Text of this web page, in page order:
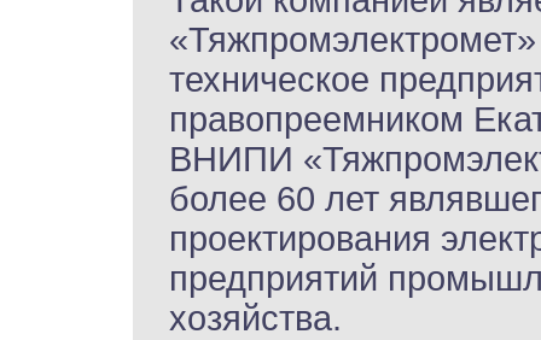
техническое
правопреемником
ВНИПИ
более 60 лет
проектирования
предприятий
хозяйства.